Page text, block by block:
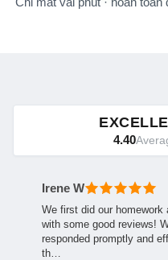
4.40
Irene W
We first did our homework
with some good reviews!
responded promptly and
th…